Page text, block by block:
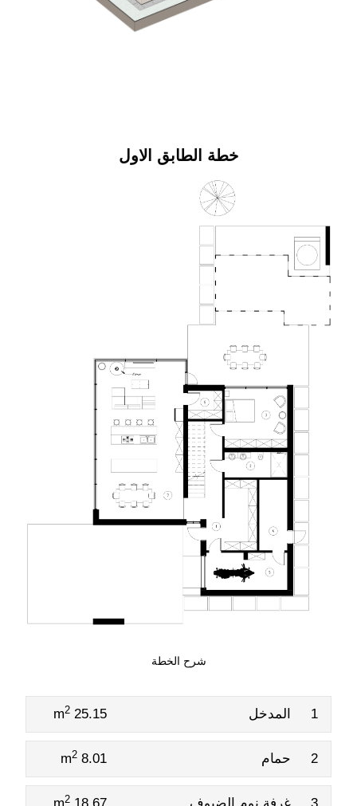
خطة الطابق الاول
شرح الخطة
1 المدخل 25.15 m
2
2 حمام 8.01 m
2
2